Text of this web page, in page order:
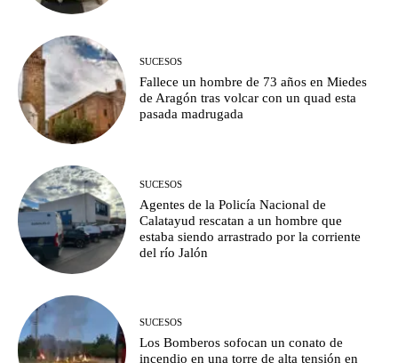
SUCESOS
Fallece un hombre de 73 años en Miedes
de Aragón tras volcar con un quad esta
pasada madrugada
SUCESOS
Agentes de la Policía Nacional de
Calatayud rescatan a un hombre que
estaba siendo arrastrado por la corriente
del río Jalón
SUCESOS
Los Bomberos sofocan un conato de
incendio en una torre de alta tensión en